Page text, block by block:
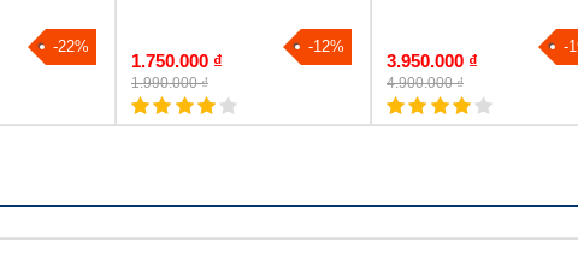
-22%
1.750.000 ₫
1.990.000 ₫
-12%
3.950.000 ₫
4.900.000 ₫
-